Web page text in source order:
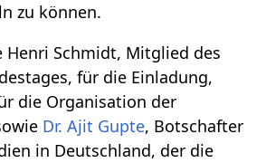
zu können.
Henri Schmidt, Mitglied des
für die Einladung,
die Organisation der
Dr. Ajit Gupte, Botschafter
in Deutschland, der die